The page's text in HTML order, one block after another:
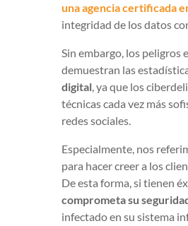
una agencia certificada
integridad de los datos
Sin embargo, los peligros
demuestran las
digital, ya que los
técnicas cada vez más
redes sociales.
Especialmente, nos
para hacer creer a los
De esta forma, si tienen
comprometa su
infectado en su sistema